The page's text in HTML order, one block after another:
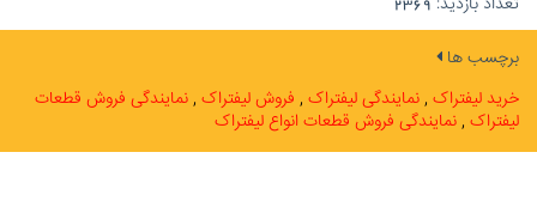
2369
برچسب ها
خرید لیفتراک نمایندگی لیفتراک فروش لیفتراک نمایندگی فروش قطعات
لیفتراک نمایندگی فروش قطعات انواع لیفتراک